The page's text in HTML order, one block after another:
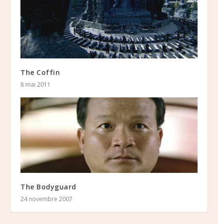
The Coffin
8 mai 2011
The Bodyguard
24 novembre 2007